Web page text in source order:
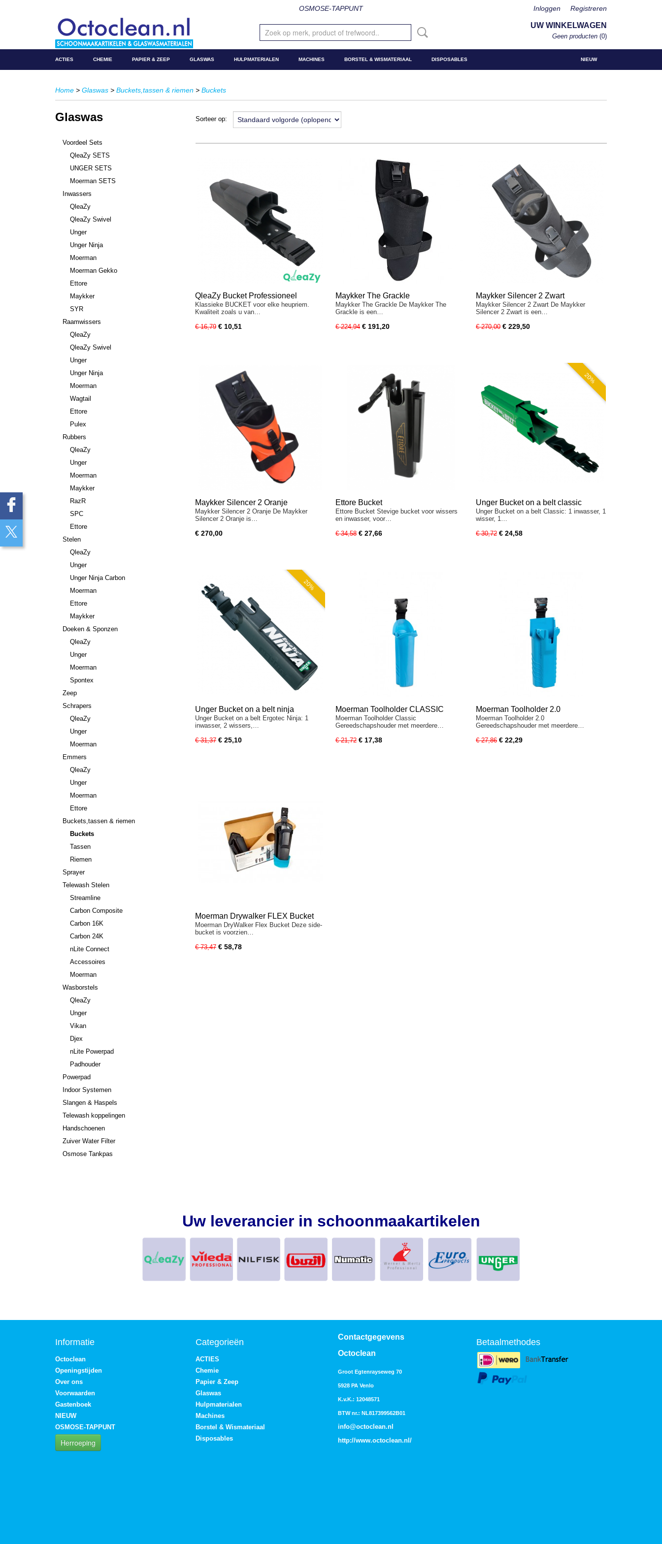
OSMOSE-TAPPUNT Inloggen Registreren
UW WINKELWAGEN
Geen producten (0)
NIEUW
ACTIES CHEMIE PAPIER & ZEEP GLASWAS HULPMATERIALEN MACHINES BORSTEL & WISMATERIAAL DISPOSABLES
Home > Glaswas > Buckets,tassen & riemen > Buckets
Glaswas
Voordeel Sets
QleaZy SETS
UNGER SETS
Moerman SETS
Inwassers
QleaZy
QleaZy Swivel
Unger
Unger Ninja
Moerman
Moerman Gekko
Ettore
Maykker
SYR
Raamwissers
QleaZy
QleaZy Swivel
Unger
Unger Ninja
Moerman
Wagtail
Ettore
Pulex
Rubbers
QleaZy
Unger
Moerman
Maykker
RazR
SPC
Ettore
Stelen
QleaZy
Unger
Unger Ninja Carbon
Moerman
Ettore
Maykker
Doeken & Sponzen
QleaZy
Unger
Moerman
Spontex
Zeep
Schrapers
QleaZy
Unger
Moerman
Emmers
QleaZy
Unger
Moerman
Ettore
Buckets,tassen & riemen
Buckets
Tassen
Riemen
Sprayer
Telewash Stelen
Streamline
Carbon Composite
Carbon 16K
Carbon 24K
nLite Connect
Accessoires
Moerman
Wasborstels
QleaZy
Unger
Vikan
Djex
nLite Powerpad
Padhouder
Powerpad
Indoor Systemen
Slangen & Haspels
Telewash koppelingen
Handschoenen
Zuiver Water Filter
Osmose Tankpas
Sorteer op:
QleaZy Bucket Professioneel
Klassieke BUCKET voor elke heupriem.
Kwaliteit zoals u van…
€ 16,79 € 10,51
Maykker The Grackle
Maykker The Grackle De Maykker The
Grackle is een…
€ 224,94 € 191,20
Maykker Silencer 2 Zwart
Maykker Silencer 2 Zwart De Maykker
Silencer 2 Zwart is een…
€ 270,00 € 229,50
Maykker Silencer 2 Oranje
Maykker Silencer 2 Oranje De Maykker
Silencer 2 Oranje is…
€ 270,00
Ettore Bucket
Ettore Bucket Stevige bucket voor wissers
en inwasser, voor…
€ 34,58 € 27,66
20%
Unger Bucket on a belt classic
Unger Bucket on a belt Classic: 1 inwasser, 1
wisser, 1…
€ 30,72 € 24,58
20%
Unger Bucket on a belt ninja
Unger Bucket on a belt Ergotec Ninja: 1
inwasser, 2 wissers,…
€ 31,37 € 25,10
Moerman Toolholder CLASSIC
Moerman Toolholder Classic
Gereedschapshouder met meerdere…
€ 21,72 € 17,38
Moerman Toolholder 2.0
Moerman Toolholder 2.0
Gereedschapshouder met meerdere…
€ 27,86 € 22,29
Moerman Drywalker FLEX Bucket
Moerman DryWalker Flex Bucket Deze side-
bucket is voorzien…
€ 73,47 € 58,78
Uw leverancier in schoonmaakartikelen
Informatie
Octoclean
Openingstijden
Over ons
Voorwaarden
Gastenboek
NIEUW
OSMOSE-TAPPUNT
Herroeping
Categorieën
ACTIES
Chemie
Papier & Zeep
Glaswas
Hulpmaterialen
Machines
Borstel & Wismateriaal
Disposables
Contactgegevens
Octoclean
Groot Egtenrayseweg 70
5928 PA Venlo
K.v.K.: 12048571
BTW nr.: NL817399562B01
info@octoclean.nl
http://www.octoclean.nl /
Betaalmethodes